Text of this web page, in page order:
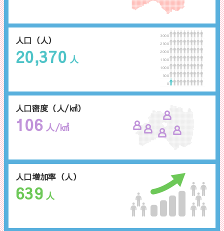
人口密度（人/㎢）
106 人/㎢
人口（人）
20,370 人
3000
2500
2000
1500
1000
500
0
人口増加率（人）
639 人